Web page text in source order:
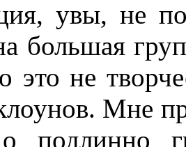
увы, не
боль­шая
это не
Мне
о подлинно